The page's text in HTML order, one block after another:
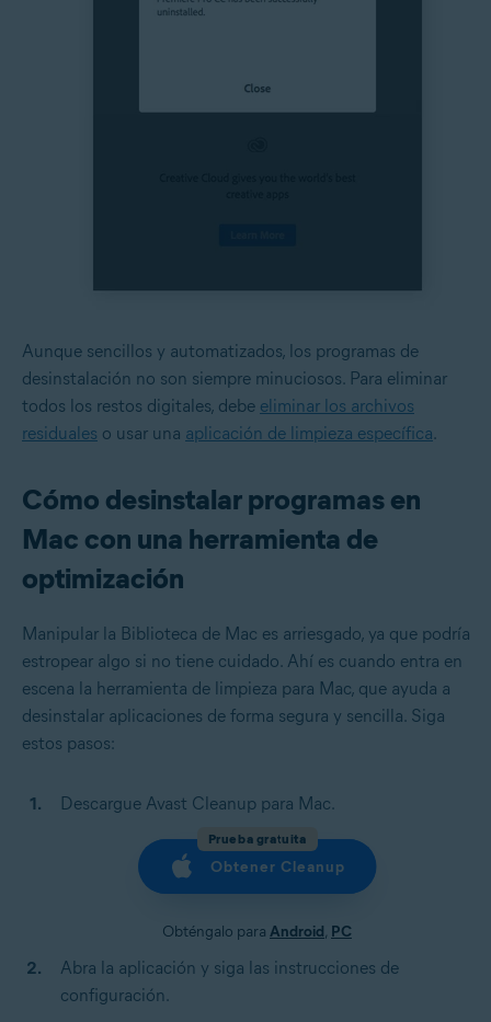
Aunque sencillos y automatizados, los programas de
desinstalación no son siempre minuciosos. Para eliminar
todos los restos digitales, debe eliminar los archivos
residuales o usar una aplicación de limpieza específica.
Cómo desinstalar programas en
Mac con una herramienta de
optimización
Manipular la Biblioteca de Mac es arriesgado, ya que podría
estropear algo si no tiene cuidado. Ahí es cuando entra en
escena la herramienta de limpieza para Mac, que ayuda a
desinstalar aplicaciones de forma segura y sencilla. Siga
estos pasos:
Descargue Avast Cleanup para Mac.
Prueba gratuita
Obtener Cleanup
Obténgalo para Android, PC
Abra la aplicación y siga las instrucciones de
configuración.